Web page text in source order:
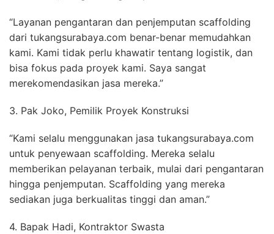
“Layanan pengantaran dan penjemputan scaffolding
dari tukangsurabaya.com benar-benar memudahkan
kami. Kami tidak perlu khawatir tentang logistik, dan
bisa fokus pada proyek kami. Saya sangat
merekomendasikan jasa mereka.”
3. Pak Joko, Pemilik Proyek Konstruksi
“Kami selalu menggunakan jasa tukangsurabaya.com
untuk penyewaan scaffolding. Mereka selalu
memberikan pelayanan terbaik, mulai dari pengantaran
hingga penjemputan. Scaffolding yang mereka
sediakan juga berkualitas tinggi dan aman.”
4. Bapak Hadi, Kontraktor Swasta